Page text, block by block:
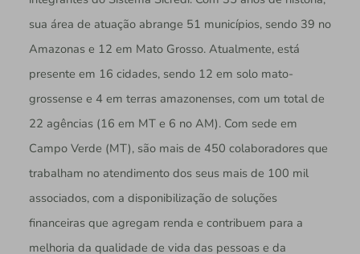
sua área de atuação abrange 51 municípios, sendo 39 no
Amazonas e 12 em Mato Grosso. Atualmente, está
presente em 16 cidades, sendo 12 em solo mato-
grossense e 4 em terras amazonenses, com um total de
22 agências (16 em MT e 6 no AM). Com sede em
Campo Verde (MT), são mais de 450 colaboradores que
trabalham no atendimento dos seus mais de 100 mil
associados, com a disponibilização de soluções
financeiras que agregam renda e contribuem para a
melhoria da qualidade de vida das pessoas e da